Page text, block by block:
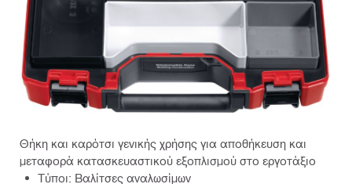
Θήκη και καρότσι γενικής χρήσης για αποθήκευση και
μεταφορά κατασκευαστικού εξοπλισμού στο εργοτάξιο
Τύποι: Βαλίτσες αναλωσίμων